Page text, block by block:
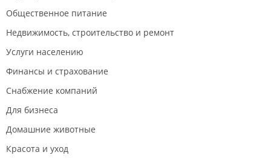
Общественное питание
Недвижимость, строительство и ремонт
Услуги населению
Финансы и страхование
Снабжение компаний
Для бизнеса
Домашние животные
Красота и уход